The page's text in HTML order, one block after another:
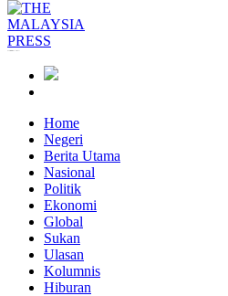
Home
Negeri
Berita Utama
Nasional
Politik
Ekonomi
Global
Sukan
Ulasan
Kolumnis
Hiburan